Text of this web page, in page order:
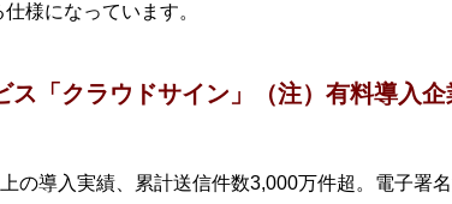
様になっています。
ス「クラウドサイン」（注）有料導入
の導入実績、累計送信件数3,000万件超。電子署